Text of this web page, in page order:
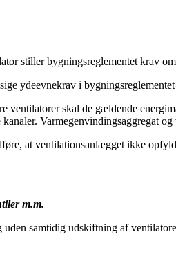
stiller bygningsreglementet krav
ydeevnekrav i
ventilatorer skal de gældende
Varmegenvindingsaggregat
at ventilationsanlægget ikke
m.m.
samtidig udskiftning af